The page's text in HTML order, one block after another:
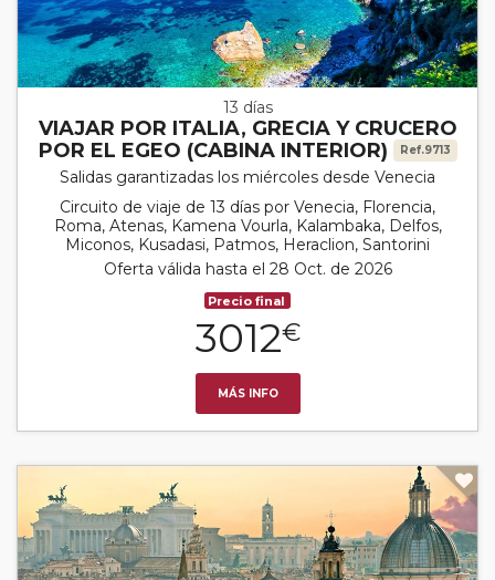
13 días
VIAJAR POR ITALIA, GRECIA Y CRUCERO
POR EL EGEO (CABINA INTERIOR)
Ref.9713
Salidas garantizadas los miércoles desde Venecia
Circuito de viaje de 13 días por Venecia, Florencia,
Roma, Atenas, Kamena Vourla, Kalambaka, Delfos,
Miconos, Kusadasi, Patmos, Heraclion, Santorini
Oferta válida hasta el 28 Oct. de 2026
Precio final
3012€
MÁS INFO